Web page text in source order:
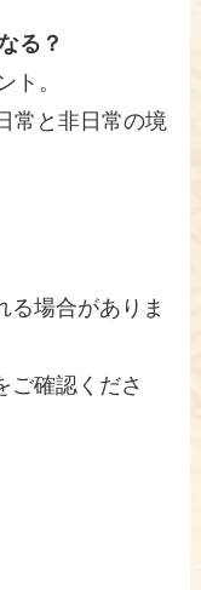
る？
ト。
常と非日常の境
場合がありま
ご確認くださ